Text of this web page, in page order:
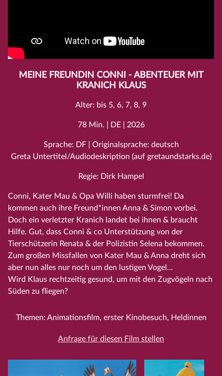
MEINE FREUNDIN CONNI - ABENTEUER MIT
KRANICH KLAUS
Alter: bis 5, 6, 7, 8, 9
78 Min. | DE | 2026
Sprache: DF | Originalsprache: deutsch
Greta Untertitel/Audiodeskription (auf gretaundstarks.de)
Regie: Dirk Hampel
Conni, Kater Mau & Opa Willi haben sturmfrei! Da
kommen auch ihre Freund*innen Anna & Simon vorbei.
Doch ein verletzter Kranich landet bei ihnen & braucht
Hilfe. Gut, dass Conni & co Unterstützung von der
Tierschützerin Renata & der Polizistin Selena bekommen.
Zum großen Missfallen von Kater Mau & Anna dreht sich
aber nun alles nur noch um den lustigen Vogel…
Wird Klaus rechtzeitig gesund, um mit den Zugvögeln nach
Süden zu fliegen?
Themen: Animationsfilm, erster Kinobesuch, Heldinnen
Anfrage für diesen Film stellen